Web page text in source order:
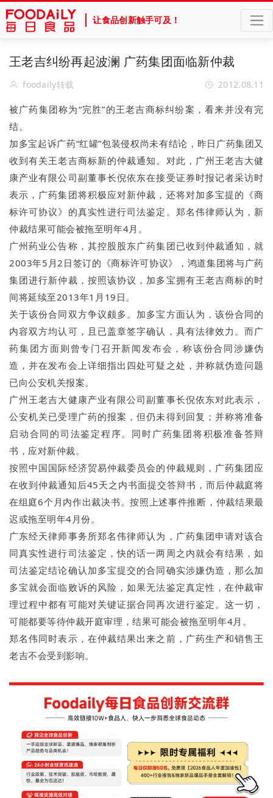
让食品创新触手可及！
王老吉纠纷再起波澜 广药集团面临新仲裁
foodaily转载 2012.08.11
被广药集团称为“完胜”的王老吉商标纠纷案，看来并没有完
结。
加多宝起诉广药“红罐”包装侵权尚未有结论，昨日广药集团又
收到有关王老吉商标新的仲裁通知。对此，广州王老吉大健
康产业有限公司副董事长倪依东在接受证券时报记者采访时
表示，广药集团将积极应对新仲裁，还将对加多宝提的《商
标许可协议》的真实性进行司法鉴定。郑名伟律师认为，新
仲裁结果可能会被拖至明年4月。
广州药业公告称，其控股股东广药集团已收到仲裁通知，就
2003年5月2日签订的《商标许可协议》，鸿道集团将与广药
集团进行新仲裁，按照该协议，加多宝拥有王老吉商标的时
间将延续至2013年1月19日。
关于该份合同双方争议颇多。加多宝方面认为，该份合同的
内容双方均认可，且已盖章签字确认，具有法律效力。而广
药集团方面则曾专门召开新闻发布会，称该份合同涉嫌伪
造，并在发布会上详细指出四处可疑之处，并称就伪造问题
已向公安机关报案。
广州王老吉大健康产业有限公司副董事长倪依东对此表示，
公安机关已受理广药的报案，但仍未得到回复；并称将准备
启动合同的司法鉴定程序。同时广药集团将积极准备答辩
书，应对新仲裁。
按照中国国际经济贸易仲裁委员会的仲裁规则，广药集团应
在收到仲裁通知后45天之内书面提交答辩书，而后仲裁庭将
在组庭6个月内作出裁决书。按照上述事件推断，仲裁结果最
迟或拖至明年4月份。
广东经天律师事务所郑名伟律师认为，广药集团申请对该合
同真实性进行司法鉴定，快的话一两周之内就会有结果，如
司法鉴定结论确认加多宝提交的合同确实涉嫌伪造，那么加
多宝就会面临败诉的风险，如果无法鉴定真定性，在仲裁审
理过程中都有可能对关键证据合同再次进行鉴定。这一切，
可能都要等待仲裁开庭审理，结果可能会被拖至明年4月。
郑名伟同时表示，在仲裁结果出来之前，广药生产和销售王
老吉不会受到影响。